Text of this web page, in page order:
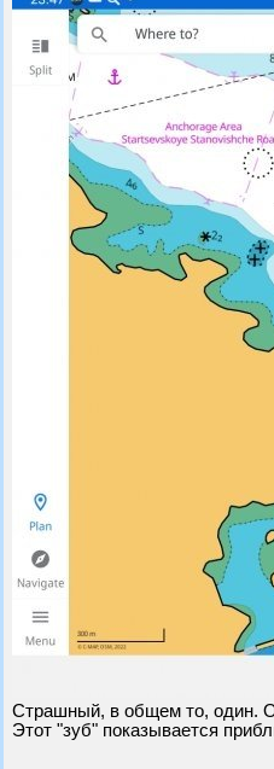
Страшный, в общем то, один.
Этот "зуб" показывается